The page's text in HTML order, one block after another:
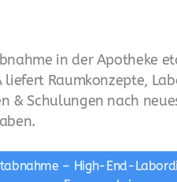
in der Apotheke
liefert Raumkonzepte,
& Schulungen nach
– High-End-